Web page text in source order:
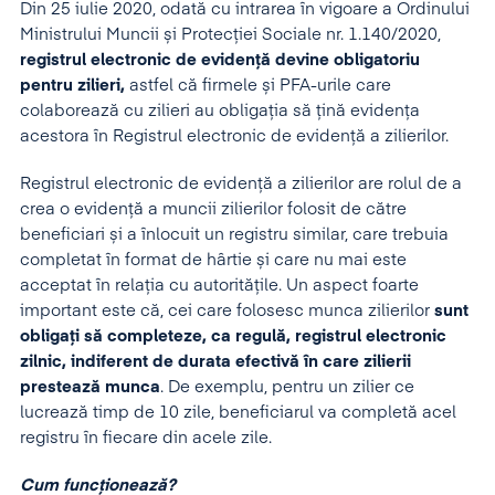
Din 25 iulie 2020, odată cu intrarea în vigoare a Ordinului
Ministrului Muncii și Protecției Sociale nr. 1.140/2020,
registrul electronic de evidență devine obligatoriu
pentru zilieri, astfel că firmele și PFA-urile care
colaborează cu zilieri au obligația să țină evidența
acestora în Registrul electronic de evidență a zilierilor.
Registrul electronic de evidență a zilierilor are rolul de a
crea o evidență a muncii zilierilor folosit de către
beneficiari și a înlocuit un registru similar, care trebuia
completat în format de hârtie și care nu mai este
acceptat în relația cu autoritățile. Un aspect foarte
important este că, cei care folosesc munca zilierilor sunt
obligați să completeze, ca regulă, registrul electronic
zilnic, indiferent de durata efectivă în care zilierii
prestează munca. De exemplu, pentru un zilier ce
lucrează timp de 10 zile, beneficiarul va completă acel
registru în fiecare din acele zile.
Cum funcționează?